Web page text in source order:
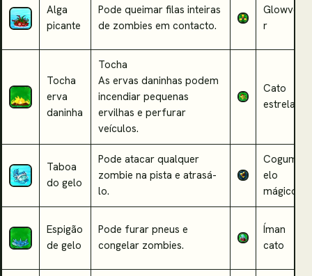
Alga
picante
Pode queimar filas inteiras
de zombies em contacto.
Glowve
r
Tocha
erva
daninha
Tocha
As ervas daninhas podem
incendiar pequenas
ervilhas e perfurar
veículos.
Cato
estrela
Taboa
do gelo
Pode atacar qualquer
zombie na pista e atrasá-
lo.
Cogum
elo
mágico
Espigão
de gelo
Pode furar pneus e
congelar zombies.
Íman
cato